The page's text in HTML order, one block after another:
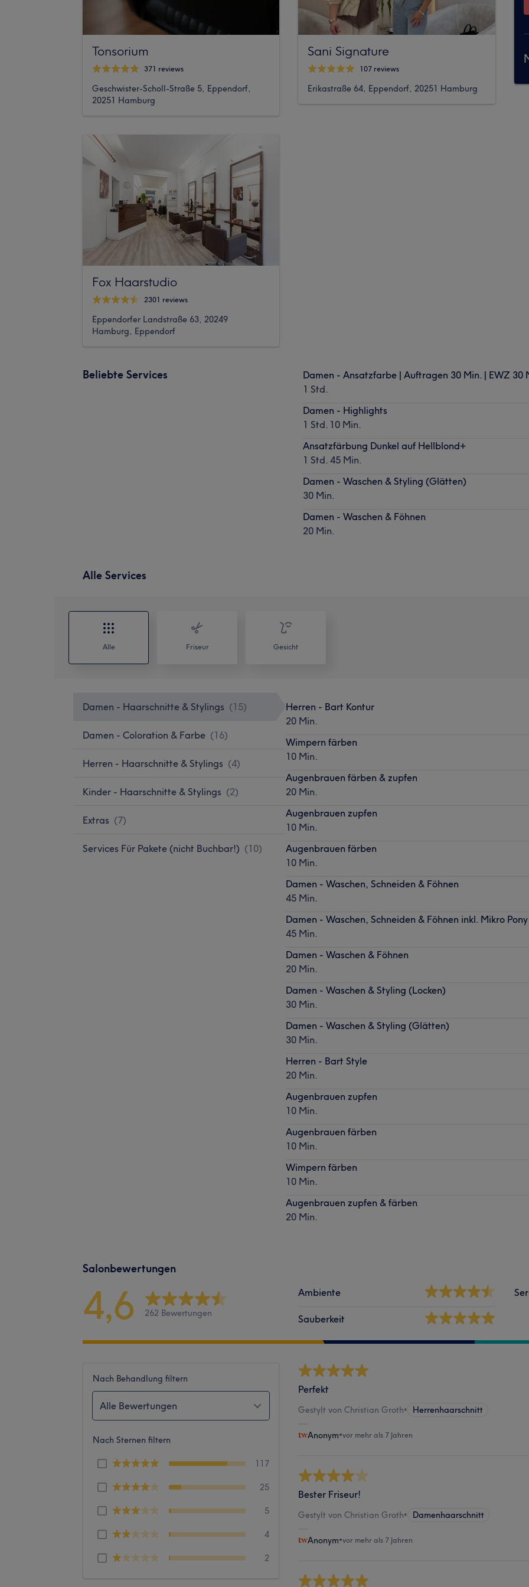
Tonsorium
371 reviews
Geschwister-Scholl-Straße 5, Eppendorf,
20251 Hamburg
Fox Haarstudio
2301 reviews
Eppendorfer Landstraße 63, 20249
Hamburg, Eppendorf
Sani Signature
107 reviews
Erikastraße 64, Eppendorf, 20251 Hamburg
Beliebte Services
Damen - Ansatzfarbe | Auftragen 30 Min. | EWZ 30
1 Std.
Damen - Highlights
1 Std. 10 Min.
Ansatzfärbung Dunkel auf Hellblond+
1 Std. 45 Min.
Damen - Waschen & Styling (Glätten)
30 Min.
Damen - Waschen & Föhnen
20 Min.
Alle Services
Alle Friseur Gesicht
Damen - Haarschnitte & Stylings (15)
Damen - Coloration & Farbe (16)
Herren - Haarschnitte & Stylings (4)
Kinder - Haarschnitte & Stylings (2)
Extras (7)
Services Für Pakete (nicht Buchbar!) (10)
Herren - Bart Kontur
20 Min.
Wimpern färben
10 Min.
Augenbrauen färben & zupfen
20 Min.
Augenbrauen zupfen
10 Min.
Augenbrauen färben
10 Min.
Damen - Waschen, Schneiden & Föhnen
45 Min.
Damen - Waschen, Schneiden & Föhnen inkl. Mikro Pony
45 Min.
Damen - Waschen & Föhnen
20 Min.
Damen - Waschen & Styling (Locken)
30 Min.
Damen - Waschen & Styling (Glätten)
30 Min.
Herren - Bart Style
20 Min.
Augenbrauen zupfen
10 Min.
Augenbrauen färben
10 Min.
Wimpern färben
10 Min.
Augenbrauen zupfen & färben
20 Min.
Salonbewertungen
4,6 262 Bewertungen
Ambiente
Sauberkeit
Nach Behandlung filtern
Alle Bewertungen
Nach Sternen filtern
117
25
5
4
2
Perfekt
Gestylt von Christian Groth• Herrenhaarschnitt
Anonym•vor mehr als 7 Jahren
Bester Friseur!
Gestylt von Christian Groth• Damenhaarschnitt
Anonym•vor mehr als 7 Jahren